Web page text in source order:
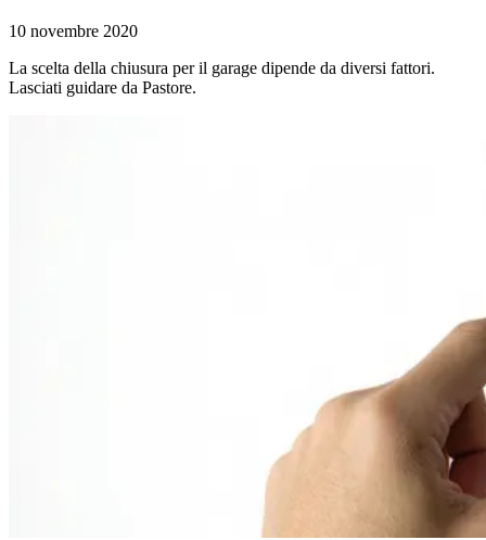
10 novembre 2020
La scelta della chiusura per il garage dipende da diversi fattori.
Lasciati guidare da Pastore.